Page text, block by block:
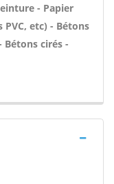
- Papier
etc) - Bétons
cirés -